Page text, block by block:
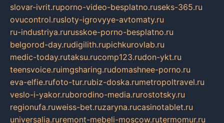
slovar-ivrit.ruporno-video-besplatno.ruseks-365.ru
ovucontrol.rusloty-igrovyye-avtomaty.ru
ru-industriya.rurusskoe-porno-besplatno.ru
belgorod-day.rudigilith.rupichkurovlab.ru
medic-today.rutaksu.rucomp123.rudon-ykt.ru
teensvoice.ruimgsharing.rudomashnee-porno.ru
eva-elfie.rufoto-tur.rubiz-doska.rumetropoltravel.ru
veslo-i-yakor.ruborodino-media.rurostotsky.ru
regionufa.ruweiss-bet.ruzaryna.rucasinotablet.ru
universalia.ruremont-mebeli-moscow.rutermomur.ru